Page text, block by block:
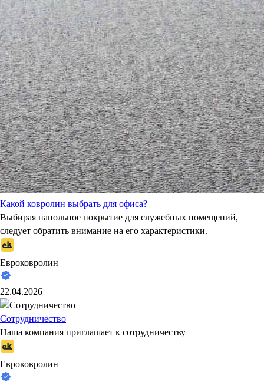
Какой ковролин выбрать для офиса?
Выбирая напольное покрытие для служебных помещений,
следует обратить внимание на его характеристики.
Евроковролин
22.04.2026
Сотрудничество
Наша компания приглашает к сотрудничеству
Евроковролин